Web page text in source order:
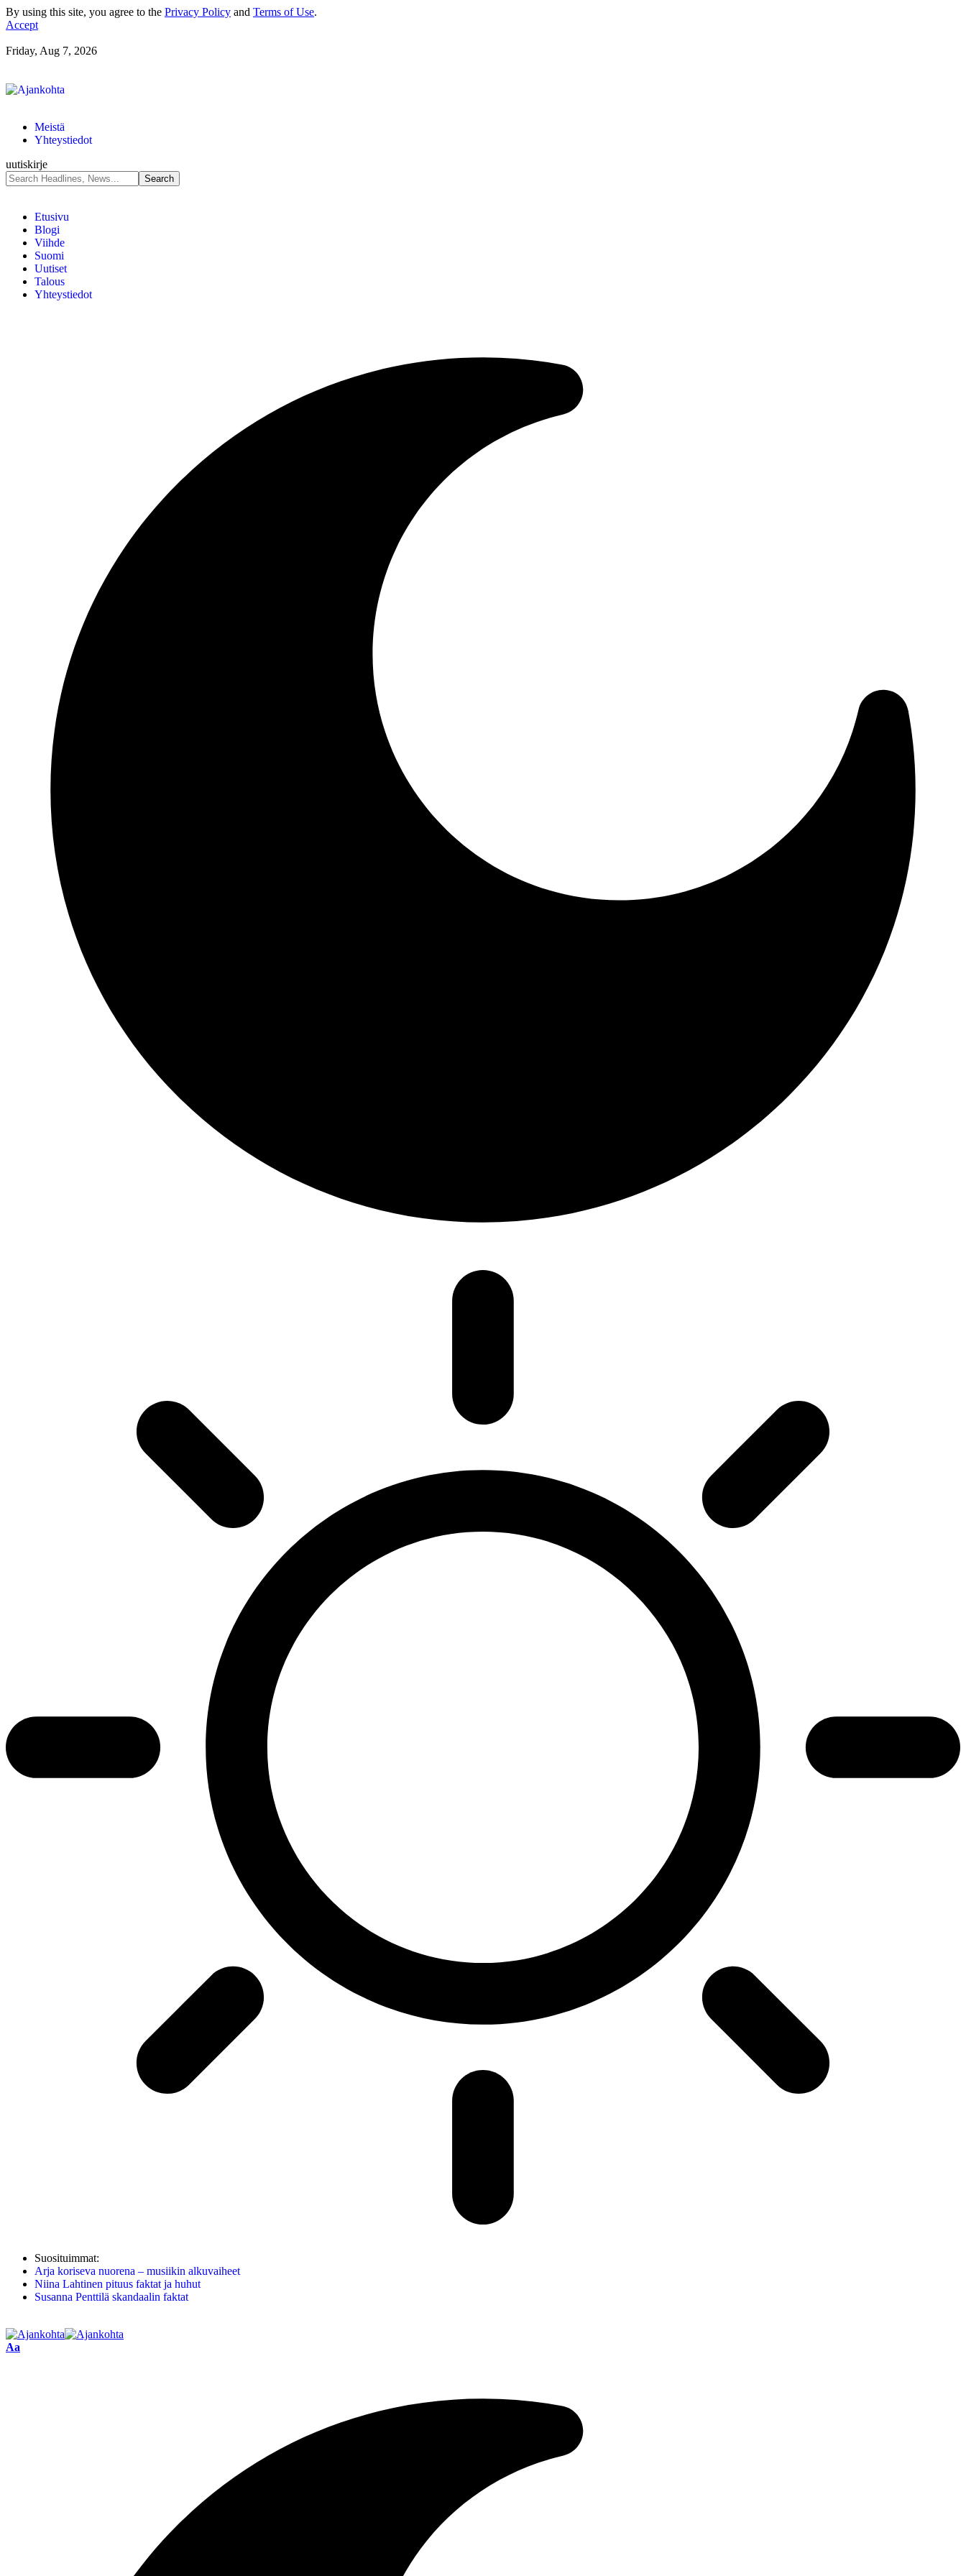
By using this site, you agree to the Privacy Policy and Terms of Use.
Accept
Friday, Aug 7, 2026
Meistä
Yhteystiedot
uutiskirje
Etusivu
Blogi
Viihde
Suomi
Uutiset
Talous
Yhteystiedot
Suosituimmat:
Arja koriseva nuorena – musiikin alkuvaiheet
Niina Lahtinen pituus faktat ja huhut
Susanna Penttilä skandaalin faktat
Aa